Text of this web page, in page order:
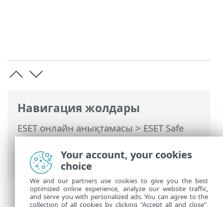
Навигация жолдары
ESET онлайн анықтамасы>ESET Safe
Server>ESET Safe Server
бағдарламасымен жұмыс істеу>
Құралдар > Қауіпсіздік туралы есеп
Your account, your cookies
choice
We and our partners use cookies to give you the best
optimized online experience, analyze our website traffic,
and serve you with personalized ads. You can agree to the
collection of all cookies by clicking "Accept all and close",